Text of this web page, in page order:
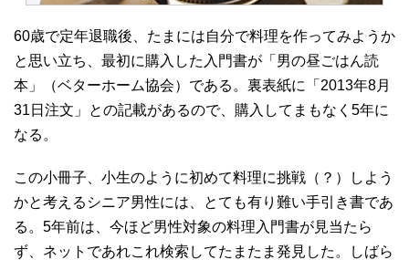
60歳で定年退職後、たまには自分で料理を作ってみようか
と思い立ち、最初に購入した入門書が「男の昼ごはん読
本」（ベターホーム協会）である。裏表紙に「2013年8月
31日注文」との記載があるので、購入してまもなく5年に
なる。
この小冊子、小生のように初めて料理に挑戦（？）しよう
かと考えるシニア男性には、とても有り難い手引き書であ
る。 5年前は、今ほど男性対象の料理入門書が見当たら
ず、ネットであれこれ検索してたまたま発見した。しばら